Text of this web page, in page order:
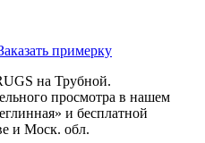
примерку
на Трубной.
просмотра в нашем
и бесплатной
и Моск. обл.